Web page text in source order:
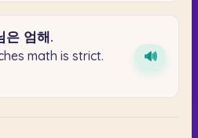
은 엄해.
math is strict. 🔊